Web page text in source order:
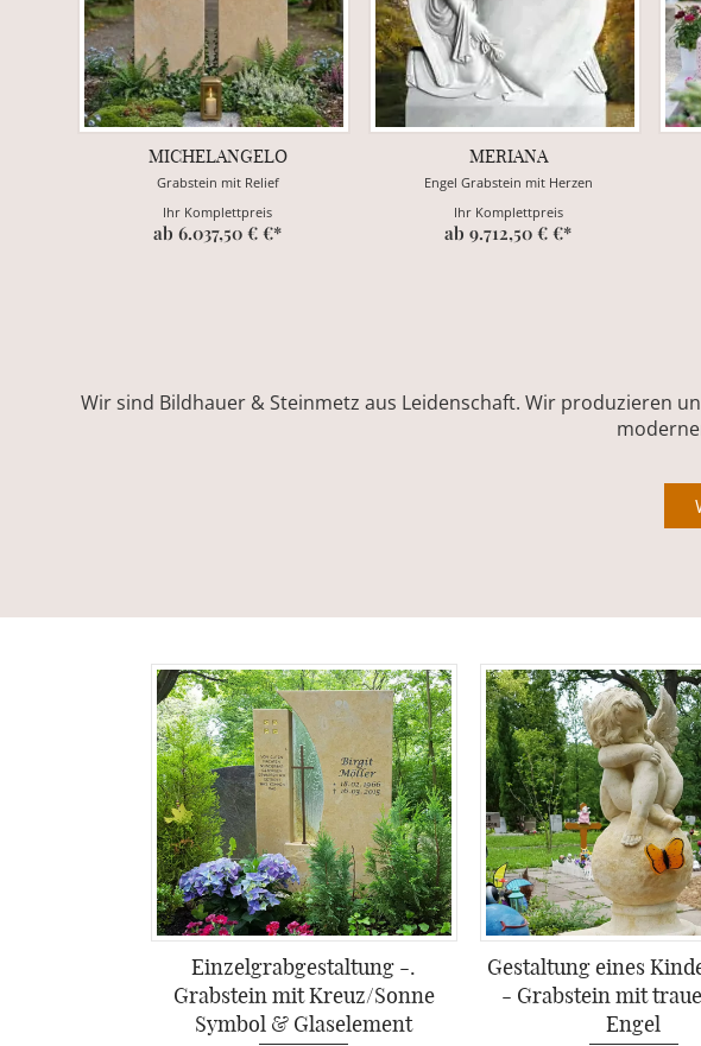
MICHELANGELO
Grabstein mit Relief
Ihr Komplettpreis
ab 6.037,50 € €*
MERIANA
Engel Grabstein mit Herzen
Ihr Komplettpreis
ab 9.712,50 € €*
Wir sind Bildhauer & Steinmetz aus Leidenschaft. Wir produzieren
Einzelgrabgestaltung -.
Grabstein mit Kreuz/Sonne
Symbol & Glaselement
Gestaltung eines
- Grabstein mit
Engel